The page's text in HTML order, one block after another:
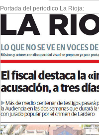
Portada del periodico La Rioja: